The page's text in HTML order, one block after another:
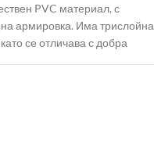
PVC материал, с
армировка. Има трислойна
се отличава с добра